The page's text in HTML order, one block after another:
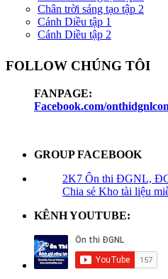
Chân trời sáng tạo tập 2
Cánh Diều tập 1
Cánh Diều tập 2
FOLLOW CHÚNG TÔI
FANPAGE:
Facebook.com/
GROUP FACEBOOK
2K7 Ôn thi ĐGNL,
Chia sẻ Kho tài liệu
KÊNH YOUTUBE: